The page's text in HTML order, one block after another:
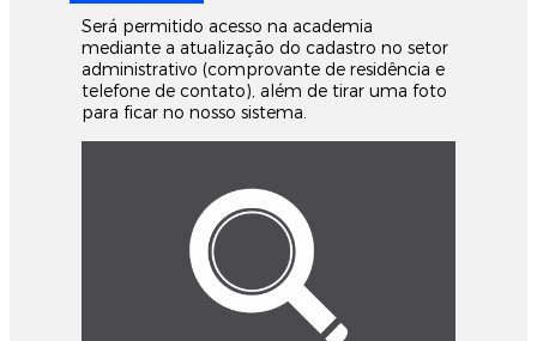
Será permitido acesso na academia
mediante a atualização do cadastro no setor
administrativo (comprovante de residência e
telefone de contato), além de tirar uma foto
para ficar no nosso sistema.